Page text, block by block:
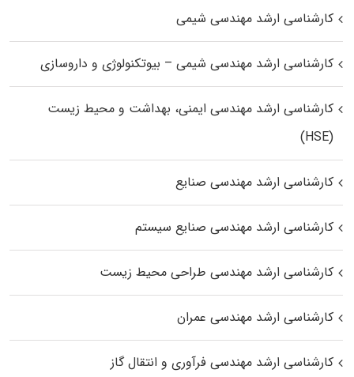
کارشناسی ارشد مهندسی شیمی
کارشناسی ارشد مهندسی شیمی – بیوتکنولوژی و داروسازی
کارشناسی ارشد مهندسی ایمنی، بهداشت و محیط زیست
(HSE)
کارشناسی ارشد مهندسی صنایع
کارشناسی ارشد مهندسی صنایع سیستم
کارشناسی ارشد مهندسی طراحی محیط زیست
کارشناسی ارشد مهندسی عمران
کارشناسی ارشد مهندسی فرآوری و انتقال گاز